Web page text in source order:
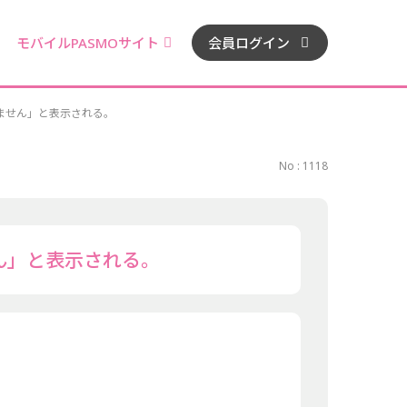
モバイルPASMOサイト 会員ログイン
ん」と表示される。
No : 1118
と表示される。